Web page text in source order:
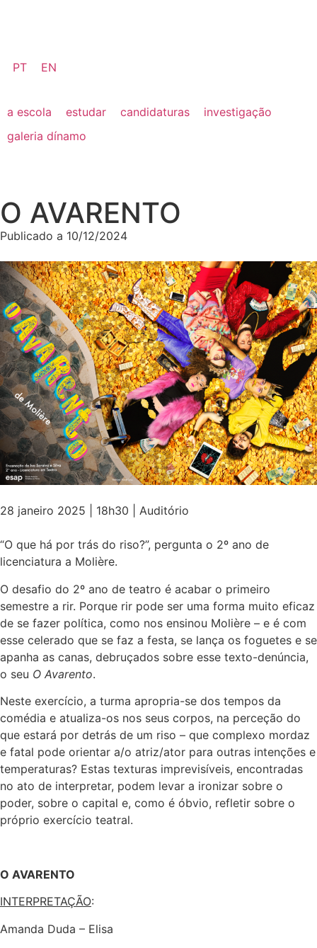
PT EN
a escola estudar candidaturas
investigação
galeria dínamo
O AVARENTO
Publicado a 10/12/2024
28 janeiro 2025 | 18h30 | Auditório
“O que há por trás do riso?”, pergunta o 2º ano de
licenciatura a Molière.
O desafio do 2º ano de teatro é acabar o primeiro
semestre a rir. Porque rir pode ser uma forma muito eficaz
de se fazer política, como nos ensinou Molière – e é com
esse celerado que se faz a festa, se lança os foguetes e se
apanha as canas, debruçados sobre esse texto-denúncia,
o seu O Avarento.
Neste exercício, a turma apropria-se dos tempos da
comédia e atualiza-os nos seus corpos, na perceção do
que estará por detrás de um riso – que complexo mordaz
e fatal pode orientar a/o atriz/ator para outras intenções e
temperaturas? Estas texturas imprevisíveis, encontradas
no ato de interpretar, podem levar a ironizar sobre o
poder, sobre o capital e, como é óbvio, refletir sobre o
próprio exercício teatral.
O AVARENTO
INTERPRETAÇÃO:
Amanda Duda – Elisa